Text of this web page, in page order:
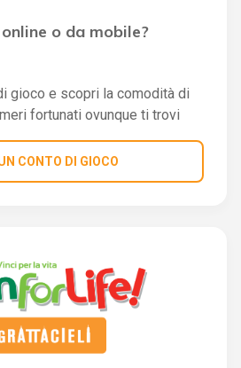
o da mobile?
gioco e scopri la comodità di
fortunati ovunque ti trovi
CONTO DI GIOCO